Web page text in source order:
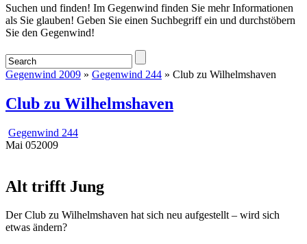
Startseite
Suchen und finden! Im Gegenwind finden Sie mehr Informationen
als Sie glauben! Geben Sie einen Suchbegriff ein und durchstöbern
Sie den Gegenwind!
Gegenwind 2009 » Gegenwind 244 » Club zu Wilhelmshaven
Club zu Wilhelmshaven
Gegenwind 244
Mai 052009
Alt trifft Jung
Der Club zu Wilhelmshaven hat sich neu aufgestellt – wird sich
etwas ändern?